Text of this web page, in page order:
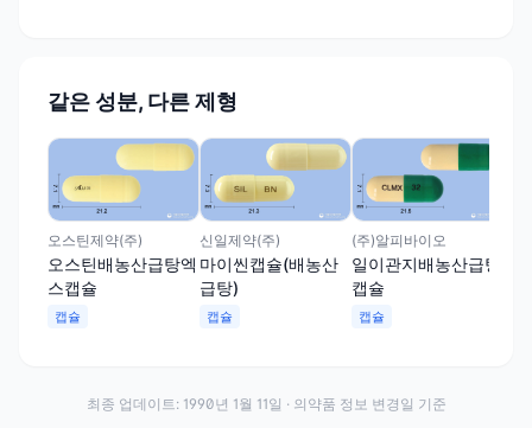
같은 성분, 다른 제형
오스틴제약(주)
오스틴배농산급탕엑
스캡슐
캡슐
신일제약(주)
마이씬캡슐(배농산
급탕)
캡슐
(주)알피바이오
일이관지배농산급탕
캡슐
캡슐
최종 업데이트: 1990년 1월 11일 · 의약품 정보 변경일 기준